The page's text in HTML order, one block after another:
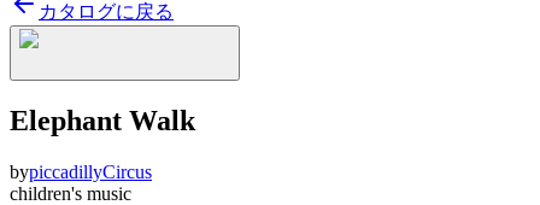
カタログに戻る
Elephant Walk
bypiccadillyCircus
children's music